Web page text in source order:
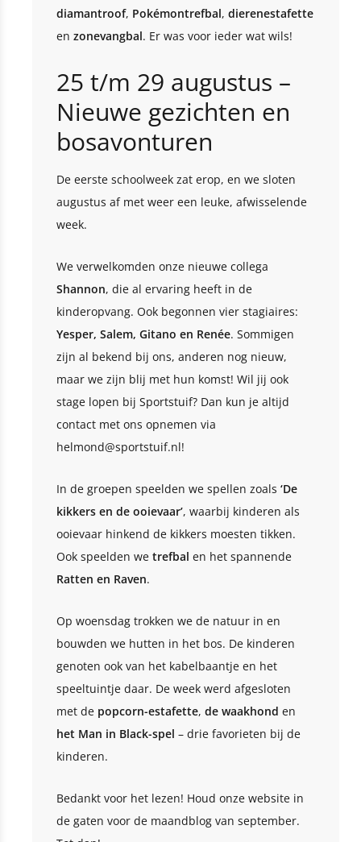
diamantroof, Pokémontrefbal, dierenestafette
en zonevangbal. Er was voor ieder wat wils!
25 t/m 29 augustus –
Nieuwe gezichten en
bosavonturen
De eerste schoolweek zat erop, en we sloten
augustus af met weer een leuke, afwisselende
week.
We verwelkomden onze nieuwe collega
Shannon, die al ervaring heeft in de
kinderopvang. Ook begonnen vier stagiaires:
Yesper, Salem, Gitano en Renée. Sommigen
zijn al bekend bij ons, anderen nog nieuw,
maar we zijn blij met hun komst! Wil jij ook
stage lopen bij Sportstuif? Dan kun je altijd
contact met ons opnemen via
helmond@sportstuif.nl!
In de groepen speelden we spellen zoals ‘De
kikkers en de ooievaar’, waarbij kinderen als
ooievaar hinkend de kikkers moesten tikken.
Ook speelden we trefbal en het spannende
Ratten en Raven.
Op woensdag trokken we de natuur in en
bouwden we hutten in het bos. De kinderen
genoten ook van het kabelbaantje en het
speeltuintje daar. De week werd afgesloten
met de popcorn-estafette, de waakhond en
het Man in Black-spel – drie favorieten bij de
kinderen.
Bedankt voor het lezen! Houd onze website in
de gaten voor de maandblog van september.